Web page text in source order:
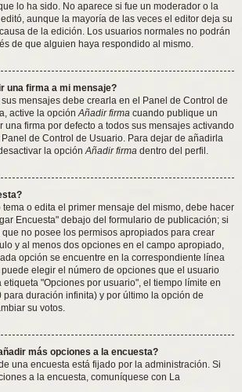
lo ha sido. No aparece si fue un moderador o la
aunque la mayoría de las veces el editor deja su
de la edición. Los usuarios normales no podrán
de que alguien haya respondido al mismo.
una firma a mi mensaje?
mensajes debe crearla en el Panel de Control de
active la opciónAñadir firma cuando publique un
una firma por defecto a todos sus mensajes activando
de Control de Usuario. Para dejar de añadirla
la opciónAñadir firma dentro del perfil.
o edita el primer mensaje del mismo, debe hacer
Encuesta" debajo del formulario de publicación; si
no posee los permisos apropiados para crear
y al menos dos opciones en el campo apropiado,
opción se encuentre en la correspondiente línea
elegir el número de opciones que el usuario
"Opciones por usuario", el tiempo límite en
duración infinita) y por último la opción de
su votos.
más opciones a la encuesta?
una encuesta está fijado por la administración. Si
a la encuesta, comuníquese con La